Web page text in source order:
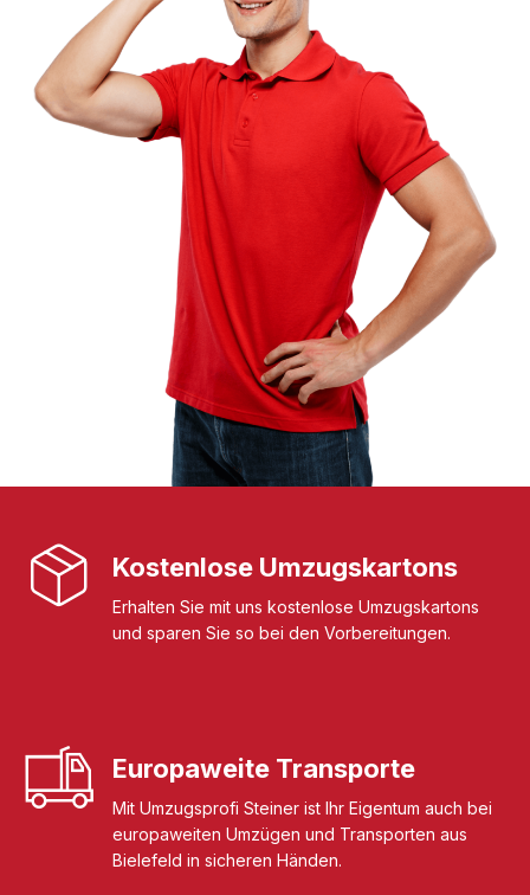
Kostenlose Umzugskartons
Erhalten Sie mit uns kostenlose Umzugskartons
und sparen Sie so bei den Vorbereitungen.
Europaweite Transporte
Mit Umzugsprofi Steiner ist Ihr Eigentum auch bei
europaweiten Umzügen und Transporten aus
Bielefeld in sicheren Händen.